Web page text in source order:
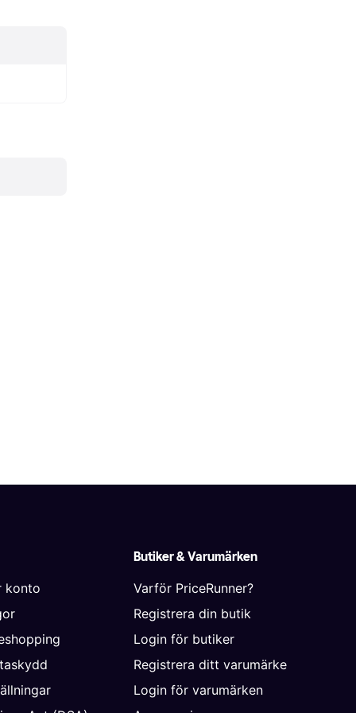
konto
Butiker & Varumärken
Varför PriceRunner?
Registrera din butik
Login för butiker
Registrera ditt varumärke
Login för varumärken